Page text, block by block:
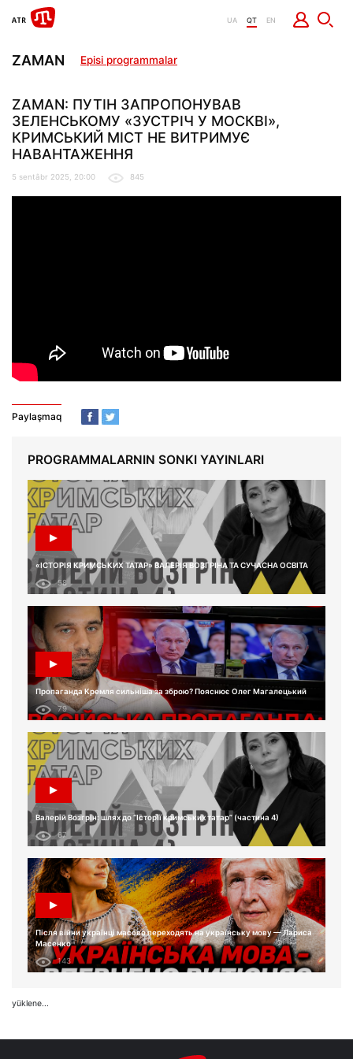
UA QT EN
ZAMAN Episi programmalar
ZAMAN: ПУТІН ЗАПРОПОНУВАВ
ЗЕЛЕНСЬКОМУ «ЗУСТРІЧ У МОСКВІ»,
КРИМСЬКИЙ МІСТ НЕ ВИТРИМУЄ
НАВАНТАЖЕННЯ
5 sentâbr 2025, 20:00 845
Paylaşmaq
PROGRAMMALARNIN SONKI YAYINLARI
«ІСТОРІЯ КРИМСЬКИХ ТАТАР» ВАЛЕРІЯ ВОЗГРІНА ТА СУЧАСНА ОСВІТА
58
Пропаганда Кремля сильніша за зброю? Пояснює Олег Магалецький
79
Валерій Возгрін: шлях до “Історії кримських татар” (частина 4)
67
Після війни українці масово переходять на українську мову — Лариса
Масенко
143
yüklene...